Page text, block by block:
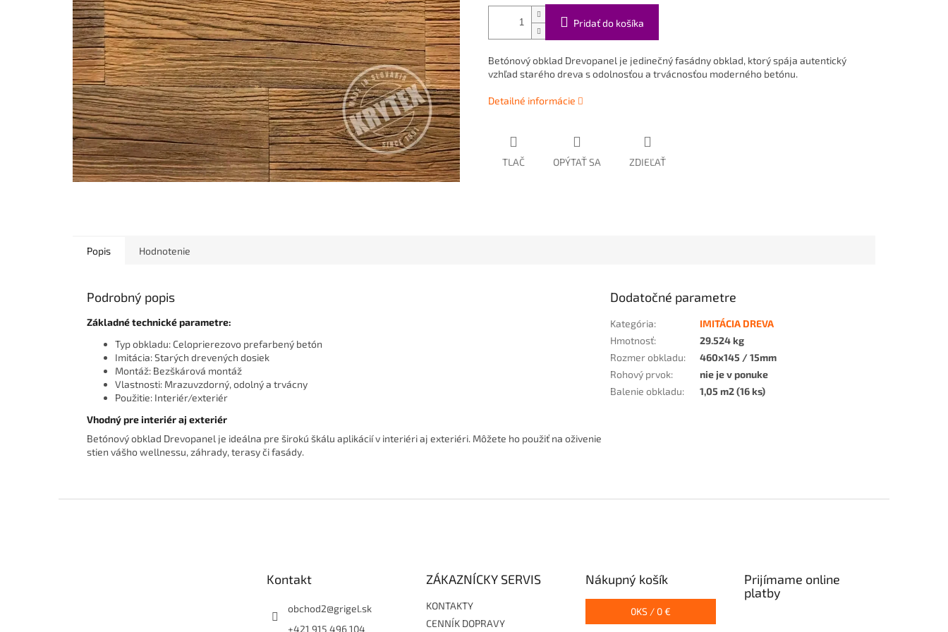
Pridať do košíka
Betónový obklad Drevopanel je jedinečný fasádny obklad, ktorý spája autentický
vzhľad starého dreva s odolnosťou a trvácnosťou moderného betónu.
Detailné informácie
TLAČ OPÝTAŤ SA ZDIEĽAŤ
Popis Hodnotenie
Podrobný popis
Základné technické parametre:
Typ obkladu: Celoprierezovo prefarbený betón
Imitácia: Starých drevených dosiek
Montáž: Bezškárová montáž
Vlastnosti: Mrazuvzdorný, odolný a trvácny
Použitie: Interiér/exteriér
Vhodný pre interiér aj exteriér
Betónový obklad Drevopanel je ideálna pre širokú škálu aplikácií v interiéri aj exteriéri. Môžete ho použiť na oživenie
stien vášho wellnessu, záhrady, terasy či fasády.
Dodatočné parametre
Kategória:
IMITÁCIA DREVA
Hmotnosť:
29.524 kg
Rozmer obkladu:
460x145 / 15mm
Rohový prvok:
nie je v ponuke
Balenie obkladu: 1,05 m2 (16 ks)
Kontakt
obchod2@grigel.sk
+421 915 496 104
ZÁKAZNÍCKY SERVIS
KONTAKTY
CENNÍK DOPRAVY
Nákupný košík
0KS / 0 €
Prijímame online
platby